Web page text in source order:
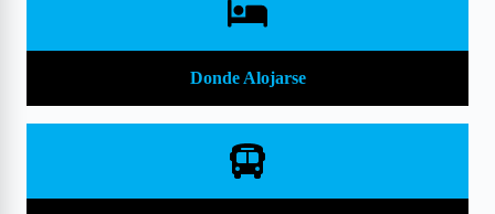
Donde Alojarse